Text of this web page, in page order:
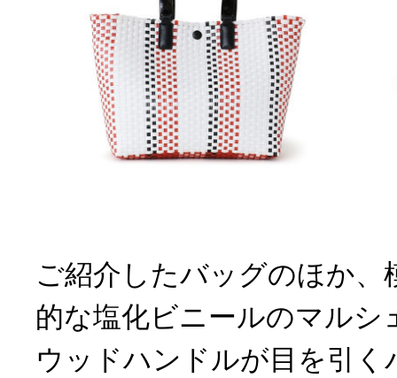
ご紹介したバッグのほか、
的な塩化ビニールのマルシ
ウッドハンドルが目を引く